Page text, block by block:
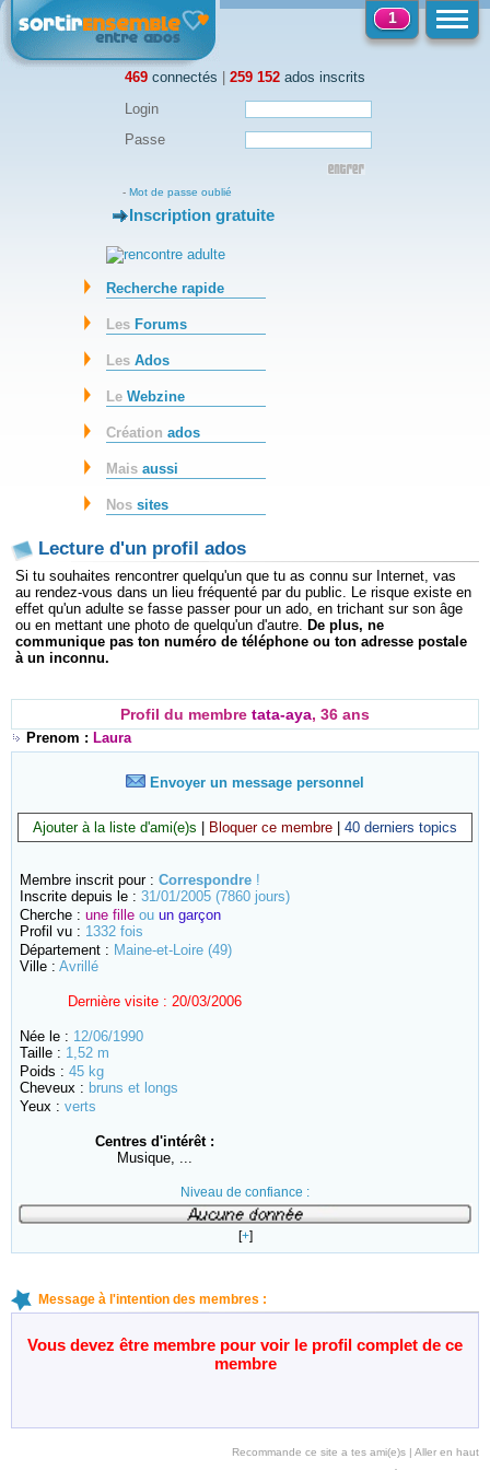
469 connectés | 259 152 ados inscrits
1
Login
Passe
- Mot de passe oublié
-Inscription gratuite
Recherche rapide
Les Forums
LesAdos
LeWebzine
Créationados
Maisaussi
Nossites
Lecture d'un profil ados
Si tu souhaites rencontrer quelqu'un que tu as connu sur Internet, vas
au rendez-vous dans un lieu fréquenté par du public. Le risque existe en
effet qu'un adulte se fasse passer pour un ado, en trichant sur son âge
ou en mettant une photo de quelqu'un d'autre. De plus, ne
communique pas ton numéro de téléphone ou ton adresse postale
à un inconnu.
Profil du membre tata-aya, 36 ans
Prenom : Laura
Envoyer un message personnel
Ajouter à la liste d'ami(e)s Bloquer ce membre 40 derniers topics
Membre inscrit pour : Correspondre !
Inscrite depuis le : 31/01/2005 (7860 jours)
Cherche : une fille ou un garçon
Profil vu : 1332 fois
Département : Maine-et-Loire (49)
Ville : Avrillé
Dernière visite : 20/03/2006
Née le : 12/06/1990
Taille : 1,52 m
Poids : 45 kg
Cheveux : bruns et longs
Yeux : verts
Centres d'intérêt :
Musique, ...
Niveau de confiance :
[+]
Message à l'intention des membres :
Vous devez être membre pour voir le profil complet de ce
membre
Recommande ce site a tes ami(e)s | Aller en haut